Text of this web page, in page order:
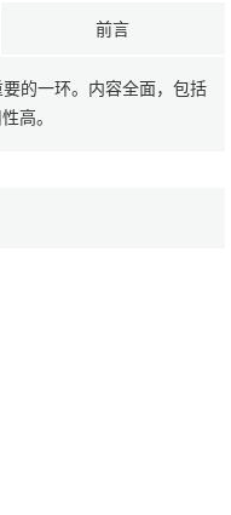
前言
的一环。内容全面，包括
高。